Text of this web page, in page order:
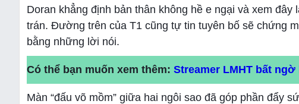
Doran khẳng định bản thân không hề e ngại và xem
trán. Đường trên của T1 cũng tự tin tuyên bố sẽ chứng
bằng những lời nói.
Có thể bạn muốn xem thêm: Streamer LMHT bất
Màn “đấu võ mồm” giữa hai ngôi sao đã góp phần đẩy